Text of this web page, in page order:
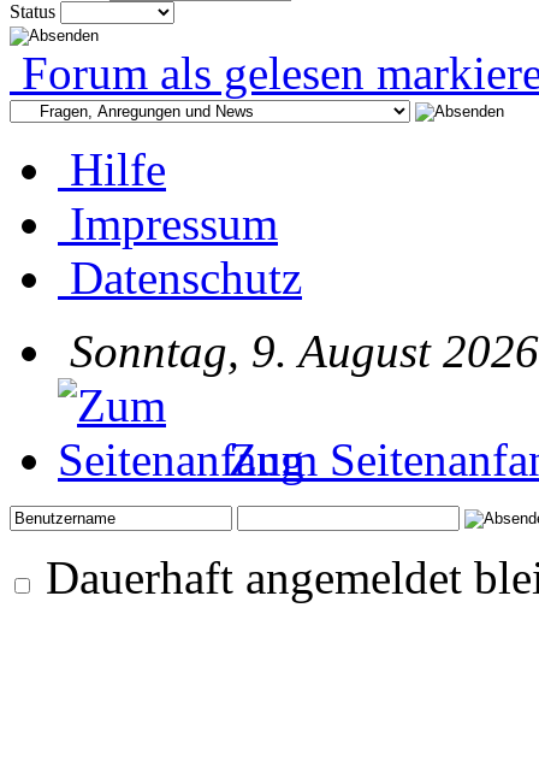
Status
Forum als gelesen
Hilfe
Impressum
Datenschutz
Sonntag, 9. August
Zum
Dauerhaft angemeldet